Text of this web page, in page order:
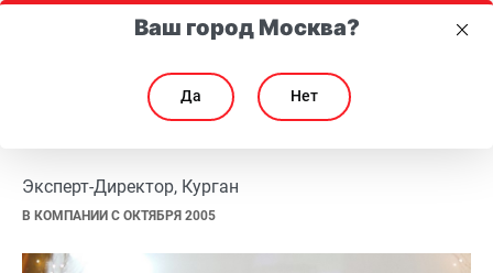
Любовь Калмыкова
Эксперт-Директор, Курган
В КОМПАНИИ С ОКТЯБРЯ 2005
Ваш город Москва?
Да Нет